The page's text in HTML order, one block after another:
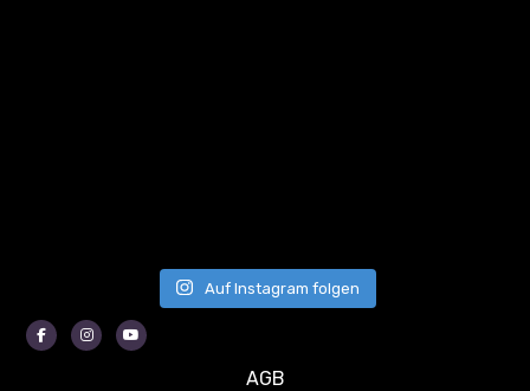
Auf Instagram folgen
FacebookInstagram
AGB